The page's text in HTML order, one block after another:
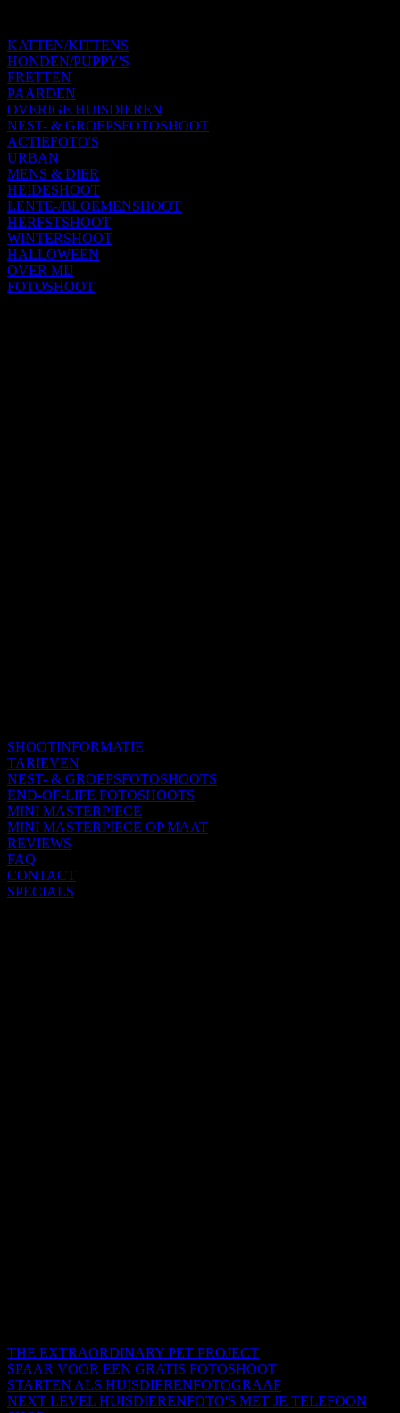
KATTEN/KITTENS
HONDEN/PUPPY'S
FRETTEN
PAARDEN
OVERIGE HUISDIEREN
NEST- & GROEPSFOTOSHOOT
ACTIEFOTO'S
URBAN
MENS & DIER
HEIDESHOOT
LENTE-/BLOEMENSHOOT
HERFSTSHOOT
WINTERSHOOT
HALLOWEEN
OVER MIJ
FOTOSHOOT
SHOOTINFORMATIE
TARIEVEN
NEST- & GROEPSFOTOSHOOTS
END-OF-LIFE FOTOSHOOTS
MINI MASTERPIECE
MINI MASTERPIECE OP MAAT
REVIEWS
FAQ
CONTACT
SPECIALS
THE EXTRAORDINARY PET PROJECT
SPAAR VOOR EEN GRATIS FOTOSHOOT
STARTEN ALS HUISDIERENFOTOGRAAF
NEXT LEVEL HUISDIERENFOTO'S MET JE TELEFOON